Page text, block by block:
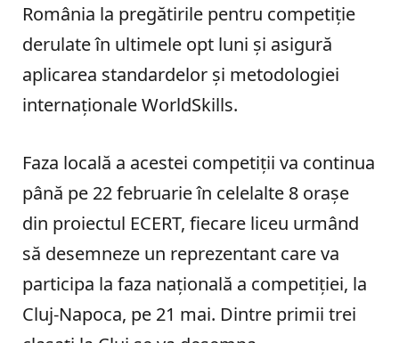
România la pregătirile pentru competiție
derulate în ultimele opt luni și asigură
aplicarea standardelor și metodologiei
internaționale WorldSkills.
Faza locală a acestei competiții va continua
până pe 22 februarie în celelalte 8 orașe
din proiectul ECERT, fiecare liceu urmând
să desemneze un reprezentant care va
participa la faza națională a competiției, la
Cluj-Napoca, pe 21 mai. Dintre primii trei